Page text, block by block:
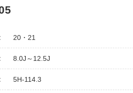
20・21
8.0J～12.5J
5H-114.3